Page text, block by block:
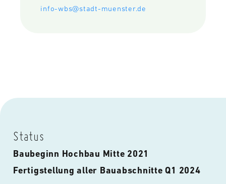
info-wbs@stadt-muenster.de
Status
Baubeginn Hochbau Mitte 2021
Fertigstellung aller Bauabschnitte Q1 2024